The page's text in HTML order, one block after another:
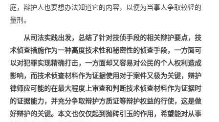
庭，辩护人也要想办法知道它的内容，以便为当事人争取较轻的
量刑。
从司法实践出发，总结了针对技侦手段的相关辩护要点，技
术侦查措施作为一种高度技术性和秘密性的侦查手段，一方面可
以对犯罪实现精确打击，一方面却又容易对公民的个人权利造成
影响，而技术侦查材料作为证据使用对于案件又极为关键，辩护
律师应可能的在最大程度上审查和判断技术侦查材料作为证据时
的证据能力，并充分争取辩护方质证等辩护权益的行使，这是做
好辩护的关键。本文也仅仅起到抛砖引玉的作用，希望能对从事